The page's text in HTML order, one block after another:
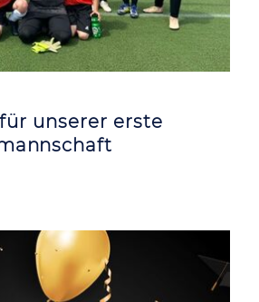
unserer erste